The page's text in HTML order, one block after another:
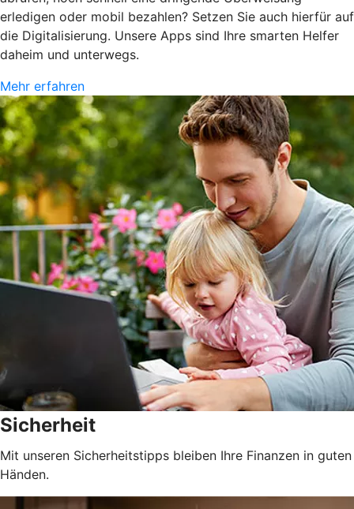
erledigen oder mobil bezahlen? Setzen Sie auch hierfür auf
die Digitalisierung. Unsere Apps sind Ihre smarten Helfer
daheim und unterwegs.
Mehr erfahren
Sicherheit
Mit unseren Sicherheitstipps bleiben Ihre Finanzen in guten
Händen.